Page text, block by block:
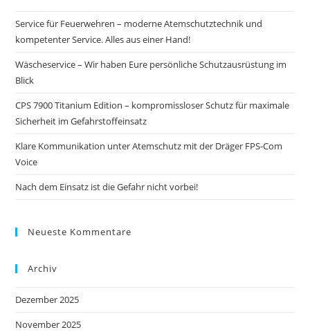
Service für Feuerwehren – moderne Atemschutztechnik und
kompetenter Service. Alles aus einer Hand!
Wäscheservice – Wir haben Eure persönliche Schutzausrüstung im
Blick
CPS 7900 Titanium Edition – kompromissloser Schutz für maximale
Sicherheit im Gefahrstoffeinsatz
Klare Kommunikation unter Atemschutz mit der Dräger FPS-Com
Voice
Nach dem Einsatz ist die Gefahr nicht vorbei!
Neueste Kommentare
Archiv
Dezember 2025
November 2025